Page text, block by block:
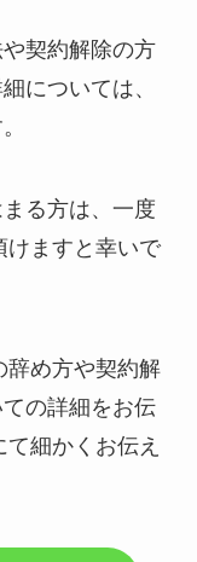
契約解除の方
については、
る方は、一度
けますと幸いで
辞め方や契約解
の詳細をお伝
細かくお伝え